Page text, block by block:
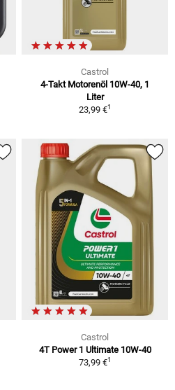
Castrol
4-Takt Motorenöl 10W-40, 1
Liter
23,99 €1
Castrol
4T Power 1 Ultimate 10W-40
73,99 €1